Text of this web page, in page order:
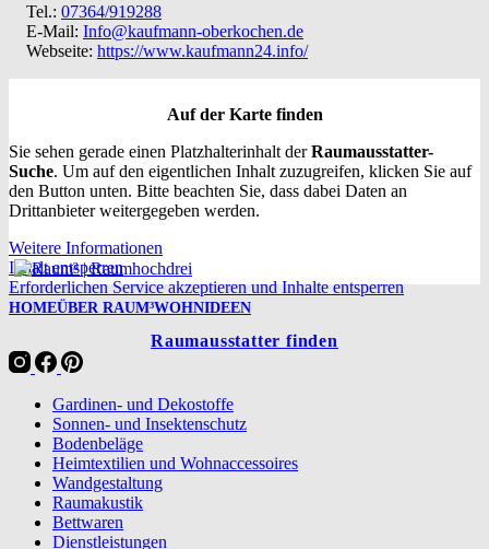
Tel.: 07364/919288
E-Mail: Info@kaufmann-oberkochen.de
Webseite: https://www.kaufmann24.info/
Auf der Karte finden
Sie sehen gerade einen Platzhalterinhalt derRaumausstatter-
Suche. Um auf den eigentlichen Inhalt zuzugreifen, klicken Sie auf
den Button unten. Bitte beachten Sie, dass dabei Daten an
Drittanbieter weitergegeben werden.
Weitere Informationen
Inhalt entsperren
Erforderlichen Service akzeptieren und Inhalte entsperren
HOMEÜBER RAUM³WOHNIDEEN
Raumausstatter finden
Gardinen- und Dekostoffe
Sonnen- und Insektenschutz
Bodenbeläge
Heimtextilien und Wohnaccessoires
Wandgestaltung
Raumakustik
Bettwaren
Dienstleistungen